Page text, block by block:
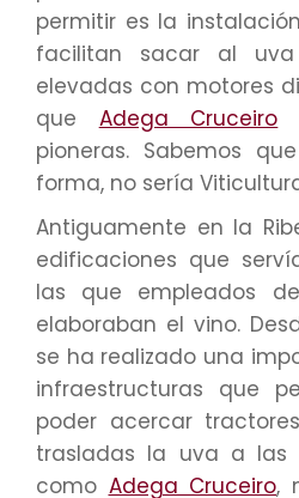
permitir es la
facilitan sacar al
elevadas con motores
que Adega Cruceiro
pioneras. Sabemos
forma, no sería
Antiguamente en la
edificaciones que
las que empleados
elaboraban el vino.
se ha realizado una
infraestructuras que
poder acercar
trasladas la uva a las
como Adega Cruceiro,